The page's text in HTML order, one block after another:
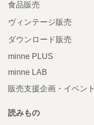
食品販売
ヴィンテージ販売
ダウンロード販売
minne PLUS
minne LAB
販売支援企画・イベント
読みもの